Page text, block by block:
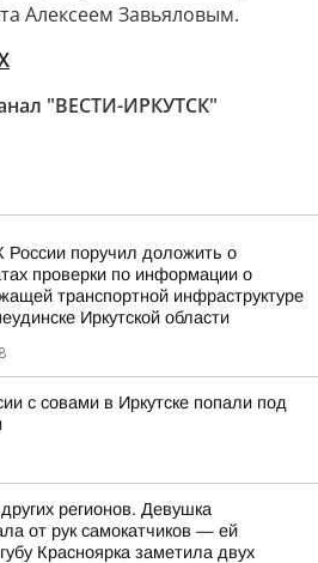
Алексеем Завьяловым.
"ВЕСТИ-ИРКУТСК"
России поручил доложить о
проверки по информации о
транспортной инфраструктуре
Иркутской области
с совами в Иркутске попали под
регионов. Девушка
от рук самокатчиков — ей
Красноярка заметила двух